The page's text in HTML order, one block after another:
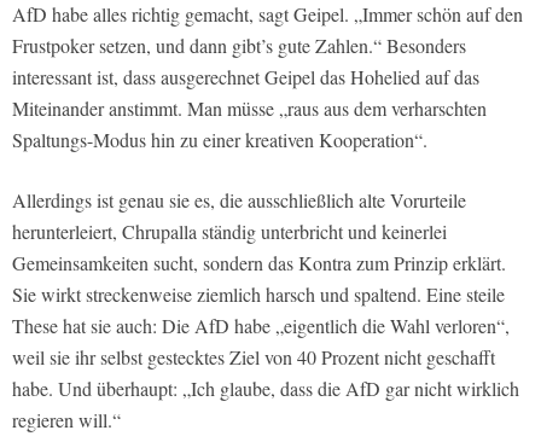
AfD habe alles richtig gemacht, sagt Geipel. „Immer schön auf den
Frustpoker setzen, und dann gibt’s gute Zahlen.“ Besonders
interessant ist, dass ausgerechnet Geipel das Hohelied auf das
Miteinander anstimmt. Man müsse „raus aus dem verharschten
Spaltungs-Modus hin zu einer kreativen Kooperation“.
Allerdings ist genau sie es, die ausschließlich alte Vorurteile
herunterleiert, Chrupalla ständig unterbricht und keinerlei
Gemeinsamkeiten sucht, sondern das Kontra zum Prinzip erklärt.
Sie wirkt streckenweise ziemlich harsch und spaltend. Eine steile
These hat sie auch: Die AfD habe „eigentlich die Wahl verloren“,
weil sie ihr selbst gestecktes Ziel von 40 Prozent nicht geschafft
habe. Und überhaupt: „Ich glaube, dass die AfD gar nicht wirklich
regieren will.“